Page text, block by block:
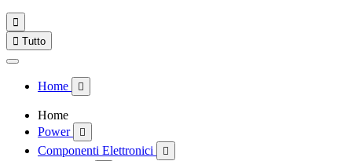

 Tutto
Home 
Home
Power

Componenti Elettronici 